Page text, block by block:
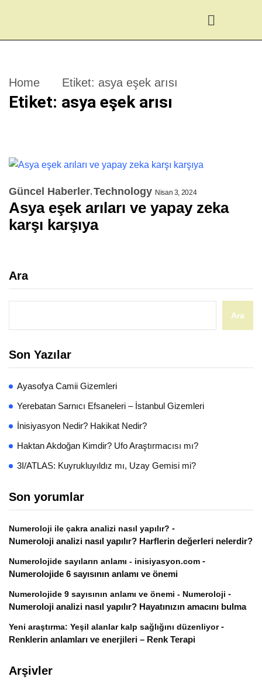
Home Etiket: asya eşek arısı
Etiket: asya eşek arısı
Güncel Haberler Technology Nisan 3, 2024
Asya eşek arıları ve yapay zeka
karşı karşıya
Ara
Ara
Son Yazılar
Ayasofya Camii Gizemleri
Yerebatan Sarnıcı Efsaneleri – İstanbul Gizemleri
İnisiyasyon Nedir? Hakikat Nedir?
Haktan Akdoğan Kimdir? Ufo Araştırmacısı mı?
3I/ATLAS: Kuyrukluyıldız mı, Uzay Gemisi mi?
Son yorumlar
Numeroloji ile çakra analizi nasıl yapılır? -
Numeroloji analizi nasıl yapılır? Harflerin değerleri nelerdir?
Numerolojide sayıların anlamı - inisiyasyon.com -
Numerolojide 6 sayısının anlamı ve önemi
Numerolojide 9 sayısının anlamı ve önemi - Numeroloji -
Numeroloji analizi nasıl yapılır? Hayatınızın amacını bulma
Yeni araştırma: Yeşil alanlar kalp sağlığını düzenliyor-
Renklerin anlamları ve enerjileri – Renk Terapi
Arşivler